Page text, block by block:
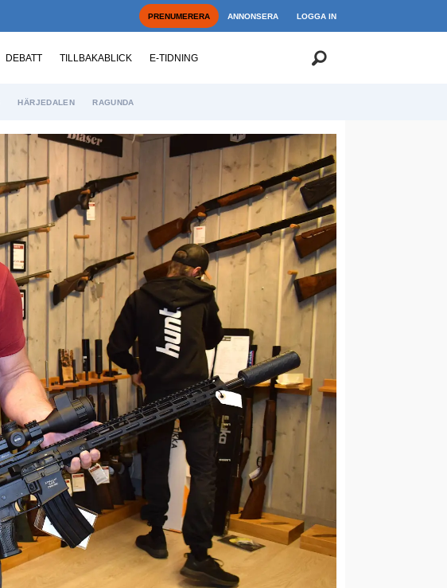
PRENUMERERA ANNONSERA LOGGA IN
DEBATT TILLBAKABLICK E-TIDNING
HÄRJEDALEN RAGUNDA